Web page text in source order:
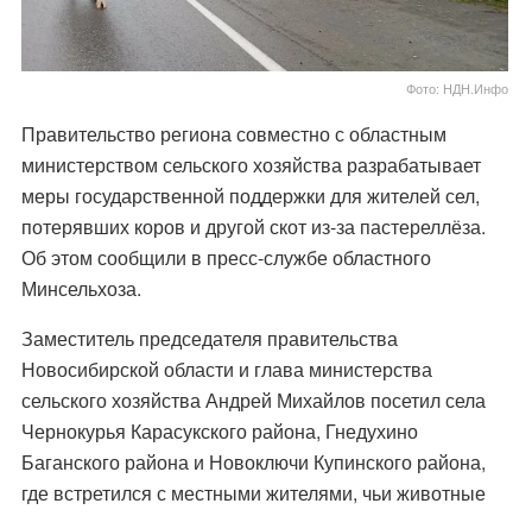
Фото: НДН.Инфо
Правительство региона совместно с областным
министерством сельского хозяйства разрабатывает
меры государственной поддержки для жителей сел,
потерявших коров и другой скот из-за пастереллёза.
Об этом сообщили в пресс-службе областного
Минсельхоза.
Заместитель председателя правительства
Новосибирской области и глава министерства
сельского хозяйства Андрей Михайлов посетил села
Чернокурья Карасукского района, Гнедухино
Баганского района и Новоключи Купинского района,
где встретился с местными жителями, чьи животные